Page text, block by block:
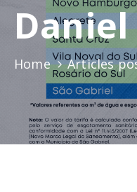
COMUNICAÇÃO
LEGISLAÇÃO
CONTATO
AUTOATENDIMENTO
Daniel
Home Articles